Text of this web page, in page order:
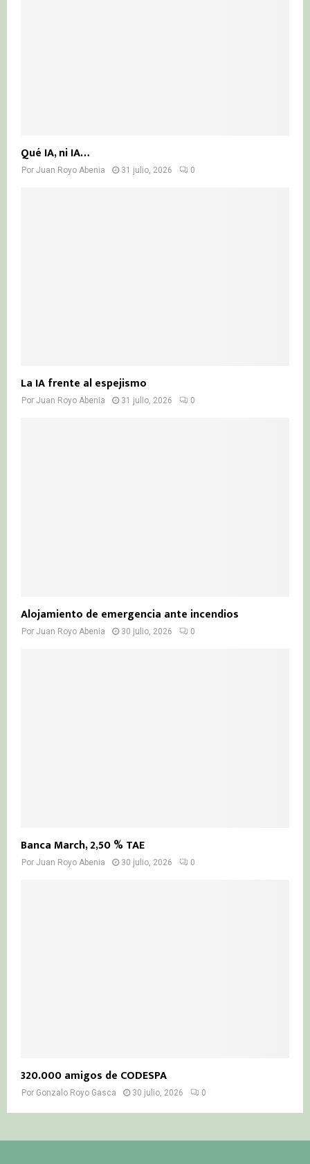
Qué IA, ni IA…
Por Juan Royo Abenia 31 julio, 2026 0
La IA frente al espejismo
Por Juan Royo Abenia 31 julio, 2026 0
Alojamiento de emergencia ante incendios
Por Juan Royo Abenia 30 julio, 2026 0
Banca March, 2,50 % TAE
Por Juan Royo Abenia 30 julio, 2026 0
320.000 amigos de CODESPA
Por Gonzalo Royo Gasca 30 julio, 2026 0